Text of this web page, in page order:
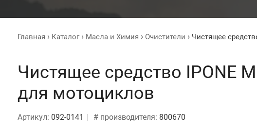
Главная Каталог Масла и Химия Очистители Чистящее
Чистящее средство IPONE
для мотоциклов
Артикул: 092-0141 # производителя: 800670